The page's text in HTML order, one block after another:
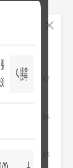
close
15
16
17